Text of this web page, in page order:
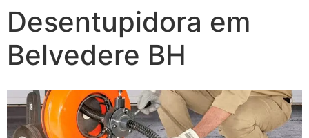
Desentupidora em
Belvedere BH